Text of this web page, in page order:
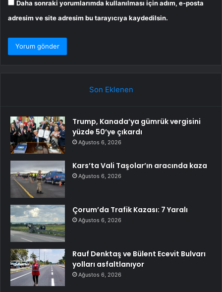
Daha sonraki yorumlarımda kullanılması için adım, e-posta
adresim ve site adresim bu tarayıcıya kaydedilsin.
Son Eklenen
Trump, Kanada’ya gümrük vergisini
yüzde 50’ye çıkardı
Ağustos 6, 2026
Kars’ta Vali Taşolar’ın aracında kaza
Ağustos 6, 2026
Çorum’da Trafik Kazası: 7 Yaralı
Ağustos 6, 2026
Rauf Denktaş ve Bülent Ecevit Bulvarı
yolları asfaltlanıyor
Ağustos 6, 2026